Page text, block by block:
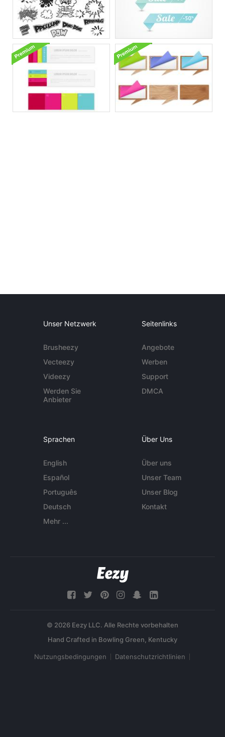
Unser Netzwerk
Brusheezy
Vecteezy
Videezy
Werden Sie
Anbieter
Seitenlinks
Angebote
Werben
Support
DMCA
Sprachen
English
Español
Português
Deutsch
Mehr ...
Über Uns
Über uns
Unser Team
Unser Blog
Kontakt
© 2026 Eezy LLC. Alle Rechte vorbehalten
Nutzungsbedingungen Datenschutzrichtlinien